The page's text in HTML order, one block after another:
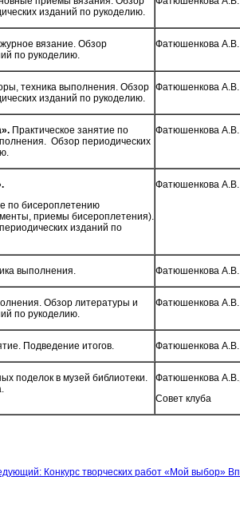
изданий по рукоделию.
вязание. Обзор
по рукоделию.
Фатюшенкова А.В.
техника выполнения. Обзор
изданий по рукоделию.
Фатюшенкова А.В.
Практическое занятие по
Обзор периодических
Фатюшенкова А.В.
по бисероплетению
приемы бисероплетения).
изданий по
Фатюшенкова А.В.
выполнения. Фатюшенкова А.В.
Обзор литературы и
по рукоделию.
Фатюшенкова А.В.
Подведение итогов. Фатюшенкова А.В.
поделок в музей библиотеки.
Фатюшенкова
Совет клуба
Конкурс творческих работ «Мой выбор»